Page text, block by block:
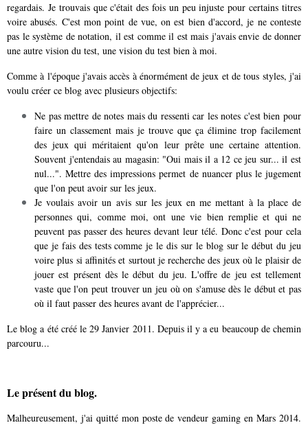
regardais. Je trouvais que c'était des fois un peu injuste pour certains titres
voire abusés. C'est mon point de vue, on est bien d'accord, je ne conteste
pas le système de notation, il est comme il est mais j'avais envie de donner
une autre vision du test, une vision du test bien à moi.
Comme à l'époque j'avais accès à énormément de jeux et de tous styles, j'ai
voulu créer ce blog avec plusieurs objectifs:
Ne pas mettre de notes mais du ressenti car les notes c'est bien pour
faire un classement mais je trouve que ça élimine trop facilement
des jeux qui méritaient qu'on leur prête une certaine attention.
Souvent j'entendais au magasin: "Oui mais il a 12 ce jeu sur... il est
nul...". Mettre des impressions permet de nuancer plus le jugement
que l'on peut avoir sur les jeux.
Je voulais avoir un avis sur les jeux en me mettant à la place de
personnes qui, comme moi, ont une vie bien remplie et qui ne
peuvent pas passer des heures devant leur télé. Donc c'est pour cela
que je fais des tests comme je le dis sur le blog sur le début du jeu
voire plus si affinités et surtout je recherche des jeux où le plaisir de
jouer est présent dès le début du jeu. L'offre de jeu est tellement
vaste que l'on peut trouver un jeu où on s'amuse dès le début et pas
où il faut passer des heures avant de l'apprécier...
Le blog a été créé le 29 Janvier 2011. Depuis il y a eu beaucoup de chemin
parcouru...
Le présent du blog.
Malheureusement, j'ai quitté mon poste de vendeur gaming en Mars 2014.